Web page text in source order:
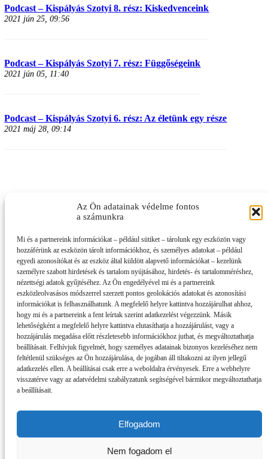
Az Ön adatainak védelme fontos
a számunkra
Mi és a partnereink információkat – például sütiket – tárolunk egy eszközön vagy
hozzáférünk az eszközön tárolt információkhoz, és személyes adatokat – például
egyedi azonosítókat és az eszköz által küldött alapvető információkat – kezelünk
személyre szabott hirdetések és tartalom nyújtásához, hirdetés- és tartalomméréshez,
nézettségi adatok gyűjtéséhez. Az Ön engedélyével mi és a partnereink
eszközleolvasásos módszerrel szerzett pontos geolokációs adatokat és azonosítási
információkat is felhasználhatunk. A megfelelő helyre kattintva hozzájárulhat ahhoz,
hogy mi és a partnereink a fent leírtak szerint adatkezelést végezzünk. Másik
lehetőségként a megfelelő helyre kattintva elutasíthatja a hozzájárulást, vagy a
hozzájárulás megadása előtt részletesebb információkhoz juthat, és megváltoztathatja
beállításait. Felhívjuk figyelmét, hogy személyes adatainak bizonyos kezeléséhez nem
feltétlenül szükséges az Ön hozzájárulása, de jogában áll tiltakozni az ilyen jellegű
adatkezelés ellen. A beállításai csak erre a weboldalra érvényesek. Erre a webhelyre
visszatérve vagy az adatvédelmi szabályzatunk segítségével bármikor megváltoztathatja
a beállításait.
Elfogadom
Nem fogadom el
Podcast – Kispályás Szotyi 8. rész: Kiskedvenceink
2021 jún 25, 09:56
Podcast – Kispályás Szotyi 7. rész: Függőségeink
2021 jún 05, 11:40
Podcast – Kispályás Szotyi 6. rész: Az életünk egy része
2021 máj 28, 09:14
Impresszum